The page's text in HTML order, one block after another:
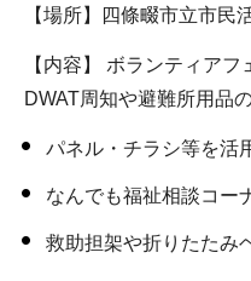
【場所】四條畷市立市民
【内容】 ボランティア
DWAT周知や避難所用品
パネル・チラシ等を活
なんでも福祉相談コー
救助担架や折りたたみ